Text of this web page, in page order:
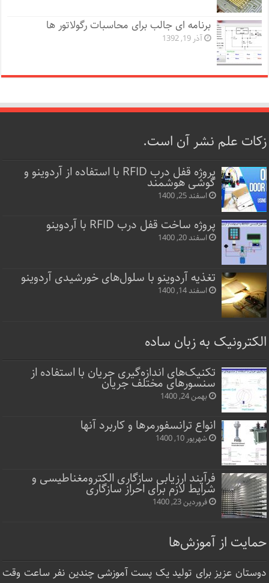
برنامه ای جالب برای محاسبات رگولاتور ها
آذر 19, 1392
زکات علم نشر آن است.
پروژه قفل‌ درب RFID با استفاده از آردوینو و
گوشی هوشمند
اسفند 25, 1400
پروژه ساخت قفل‌ درب RFID با آردوینو
اسفند 20, 1400
تغذیه آردوینو با سلول‌های خورشیدی آردوینو
اسفند 14, 1400
الکترونیک به زبان ساده
تکنیک‌های اندازه‌گیری جریان با استفاده از
سنسورهای مختلف جریان
بهمن 24, 1400
انواع ترانسفورمرها و کاربرد آنها
شهریور 10, 1400
فرآیند ارزیابی سازگاری الکترومغناطیسی و
شرایط لازم برای احراز سازگاری
فروردین 23, 1400
حمایت از آموزش‌ها
دوستان عزیز برای تولید یک پست آموزشی چندین نفر ساعت‌ وقت